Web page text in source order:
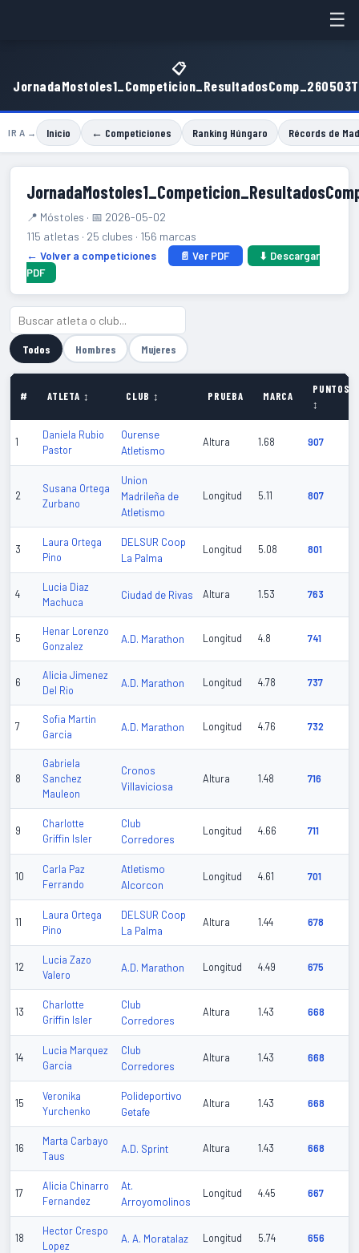
☰
📋
IR A → Inicio ← Competiciones Ranking Húngaro Récords de
📍 Móstoles · 📅 2026-05-02
115 atletas · 25 clubes · 156 marcas
← Volver a competiciones
📄 Ver PDF
⬇ Descargar
PDF
Todos Hombres Mujeres
# ATLETA ↕ CLUB ↕ PRUEBA MARCA
PUNTOS
↕
1
Daniela Rubio
Pastor
Ourense
Atletismo
Altura 1.68 907
2
Susana Ortega
Zurbano
Union
Madrileña de
Atletismo
Longitud 5.11 807
3
Laura Ortega
Pino
DELSUR Coop
La Palma
Longitud 5.08 801
4
Lucia Diaz
Machuca
Ciudad de Rivas Altura 1.53 763
5
Henar Lorenzo
Gonzalez
A.D. Marathon Longitud 4.8 741
6
Alicia Jimenez
Del Rio
A.D. Marathon Longitud 4.78 737
7
Sofia Martin
Garcia
A.D. Marathon Longitud 4.76 732
8
Gabriela
Sanchez
Mauleon
Cronos
Villaviciosa
Altura 1.48 716
9
Charlotte
Griffin Isler
Club
Corredores
Longitud 4.66 711
10
Carla Paz
Ferrando
Atletismo
Alcorcon
Longitud 4.61 701
11
Laura Ortega
Pino
DELSUR Coop
La Palma
Altura 1.44 678
12
Lucia Zazo
Valero
A.D. Marathon Longitud 4.49 675
13
Charlotte
Griffin Isler
Club
Corredores
Altura 1.43 668
14
Lucia Marquez
Garcia
Club
Corredores
Altura 1.43 668
15
Veronika
Yurchenko
Polideportivo
Getafe
Altura 1.43 668
16
Marta Carbayo
Taus
A.D. Sprint Altura 1.43 668
17
Alicia Chinarro
Fernandez
At.
Arroyomolinos
Longitud 4.45 667
18
Hector Crespo
Lopez
A. A. Moratalaz Longitud 5.74 656